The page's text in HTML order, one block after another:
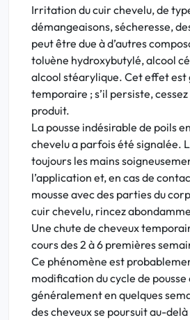
Irritation du cuir chevelu, de
démangeaisons, sécheresse,
peut être due à d’autres
toluène hydroxybutylé, alcool
alcool stéarylique. Cet effet
temporaire ; s’il persiste, cessez
produit.
La pousse indésirable de poils
chevelu a parfois été signalée.
toujours les mains
l’application et, en cas de
mousse avec des parties du
cuir chevelu, rincez
Une chute de cheveux
cours des 2 à 6 premières
Ce phénomène est
modification du cycle de pousse
généralement en quelques
des cheveux se poursuit au-